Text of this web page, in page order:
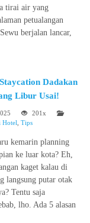
tirai air yang
petualangan
berjalan lancar,
Dadakan
Libur Usai!
201x
Hotel Tips
kemarin planning
ke luar kota? Eh,
kaget kalau di
langsung putar otak
Tentu saja
lho. Ada 5 alasan